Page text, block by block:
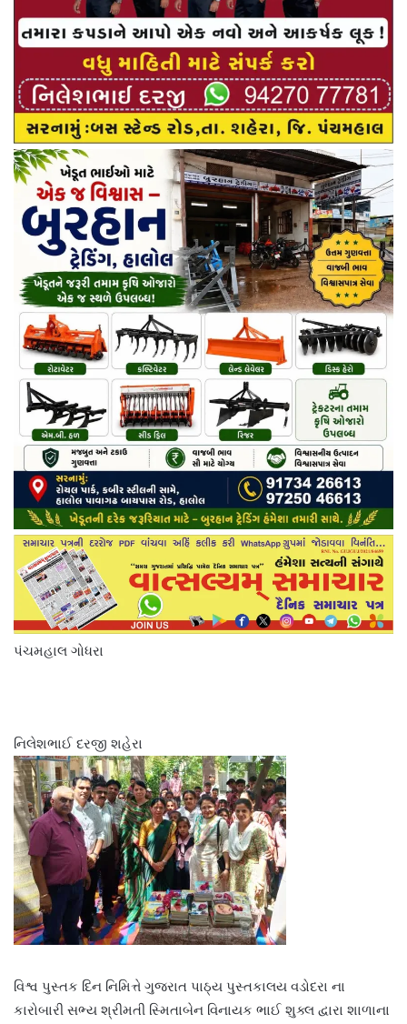
પંચમહાલ ગોધરા
નિલેશભાઈ દરજી શહેરા
વિશ્વ પુસ્તક દિન નિમિત્તે ગુજરાત પાઠ્ય પુસ્તકાલય વડોદરા ના
કારોબારી સભ્ય શ્રીમતી સ્મિતાબેન વિનાયક ભાઈ શુક્લ દ્વારા શાળાના